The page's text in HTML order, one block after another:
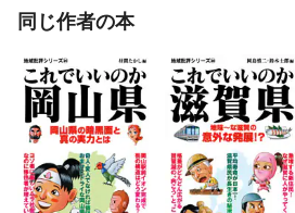
同じ作者の本